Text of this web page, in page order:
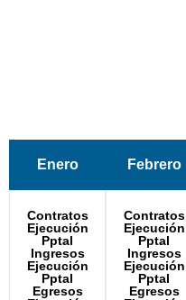
Enero Febrero
Contratos
Ejecución
Pptal
Ingresos
Ejecución
Pptal
Egresos
Contratos
Ejecución
Pptal
Ingresos
Ejecución
Pptal
Egresos